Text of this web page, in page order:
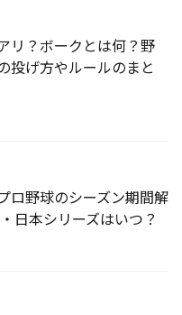
リ？ボークとは何？野
投げ方やルールのまと
ロ野球のシーズン期間解
日本シリーズはいつ？